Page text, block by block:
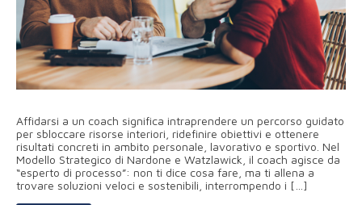
Affidarsi a un coach significa intraprendere un percorso guidato
per sbloccare risorse interiori, ridefinire obiettivi e ottenere
risultati concreti in ambito personale, lavorativo e sportivo. Nel
Modello Strategico di Nardone e Watzlawick, il coach agisce da
“esperto di processo”: non ti dice cosa fare, ma ti allena a
trovare soluzioni veloci e sostenibili, interrompendo i […]